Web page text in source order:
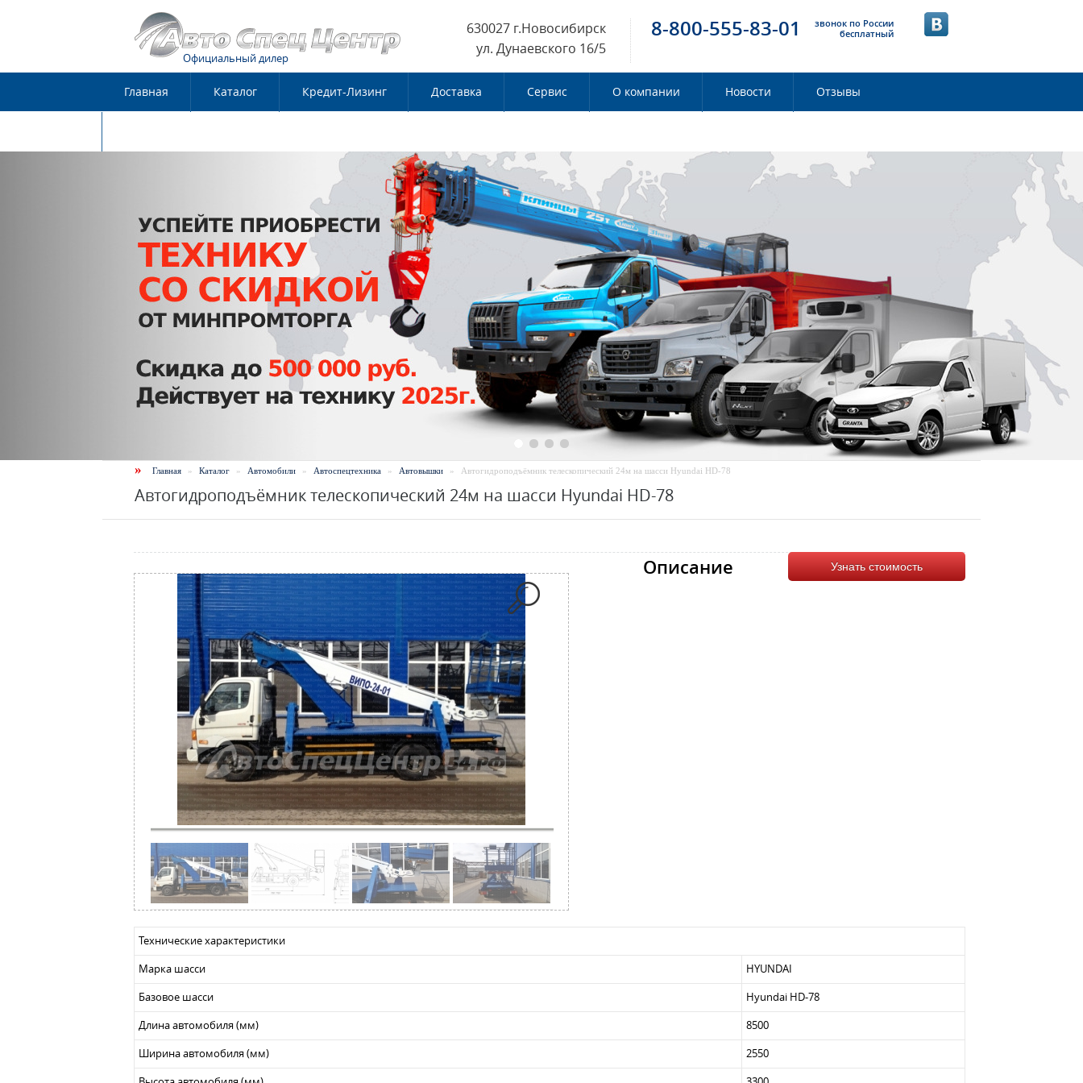
Официальный дилер
630027 г.Новосибирск
ул. Дунаевского 16/5
звонок по России
бесплатный
8-800-555-83-01
Главная Каталог Кредит-Лизинг Доставка Сервис О компании Новости Отзывы
» Главная » Каталог » Автомобили » Автоспецтехника » Автовышки » Автогидроподъёмник телескопический 24м на шасси Hyundai HD-78
Автогидроподъёмник телескопический 24м на шасси Hyundai HD-78
Описание Узнать стоимость
Технические характеристики
Марка шасси HYUNDAI
Базовое шасси Hyundai HD-78
Длина автомобиля (мм) 8500
Ширина автомобиля (мм) 2550